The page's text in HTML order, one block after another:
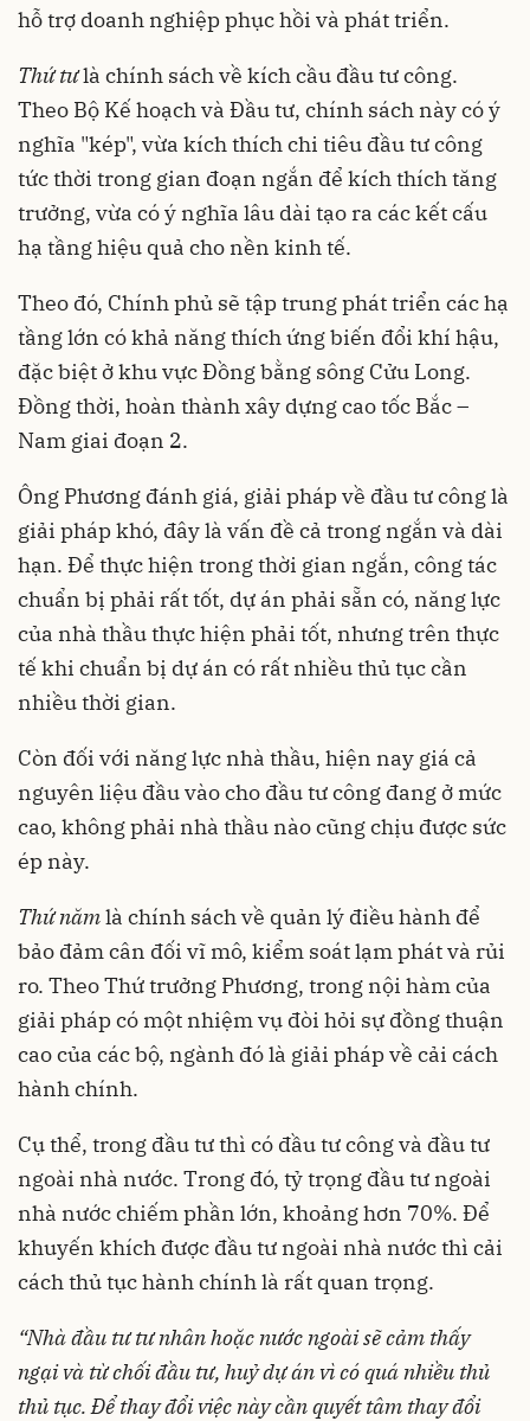
hỗ trợ doanh nghiệp phục hồi và phát triển.
Thứ tưlà chính sách về kích cầu đầu tư công.
Theo Bộ Kế hoạch và Đầu tư, chính sách này có ý
nghĩa "kép", vừa kích thích chi tiêu đầu tư công
tức thời trong gian đoạn ngắn để kích thích tăng
trưởng, vừa có ý nghĩa lâu dài tạo ra các kết cấu
hạ tầng hiệu quả cho nền kinh tế.
Theo đó, Chính phủ sẽ tập trung phát triển các hạ
tầng lớn có khả năng thích ứng biến đổi khí hậu,
đặc biệt ở khu vực Đồng bằng sông Cửu Long.
Đồng thời, hoàn thành xây dựng cao tốc Bắc –
Nam giai đoạn 2.
Ông Phương đánh giá, giải pháp về đầu tư công là
giải pháp khó, đây là vấn đề cả trong ngắn và dài
hạn. Để thực hiện trong thời gian ngắn, công tác
chuẩn bị phải rất tốt, dự án phải sẵn có, năng lực
của nhà thầu thực hiện phải tốt, nhưng trên thực
tế khi chuẩn bị dự án có rất nhiều thủ tục cần
nhiều thời gian.
Còn đối với năng lực nhà thầu, hiện nay giá cả
nguyên liệu đầu vào cho đầu tư công đang ở mức
cao, không phải nhà thầu nào cũng chịu được sức
ép này.
Thứ nămlà chính sách về quản lý điều hành để
bảo đảm cân đối vĩ mô, kiểm soát lạm phát và rủi
ro. Theo Thứ trưởng Phương, trong nội hàm của
giải pháp có một nhiệm vụ đòi hỏi sự đồng thuận
cao của các bộ, ngành đó là giải pháp về cải cách
hành chính.
Cụ thể, trong đầu tư thì có đầu tư công và đầu tư
ngoài nhà nước. Trong đó, tỷ trọng đầu tư ngoài
nhà nước chiếm phần lớn, khoảng hơn 70%. Để
khuyến khích được đầu tư ngoài nhà nước thì cải
cách thủ tục hành chính là rất quan trọng.
“Nhà đầu tư tư nhân hoặc nước ngoài sẽ cảm thấy
ngại và từ chối đầu tư, huỷ dự án vì có quá nhiều thủ
thủ tục. Để thay đổi việc này cần quyết tâm thay đổi